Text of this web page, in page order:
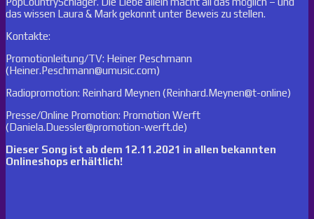
das wissen Laura & Mark gekonnt unter Beweis zu stellen.
Kontakte:
Promotionleitung/TV: Heiner Peschmann
(Heiner.Peschmann@umusic.com)
Radiopromotion: Reinhard Meynen (Reinhard.Meynen@t-online)
Presse/Online Promotion: Promotion Werft
(Daniela.Duessler@promotion-werft.de)
Dieser Song ist ab dem 12.11.2021 in allen bekannten
Onlineshops erhältlich!